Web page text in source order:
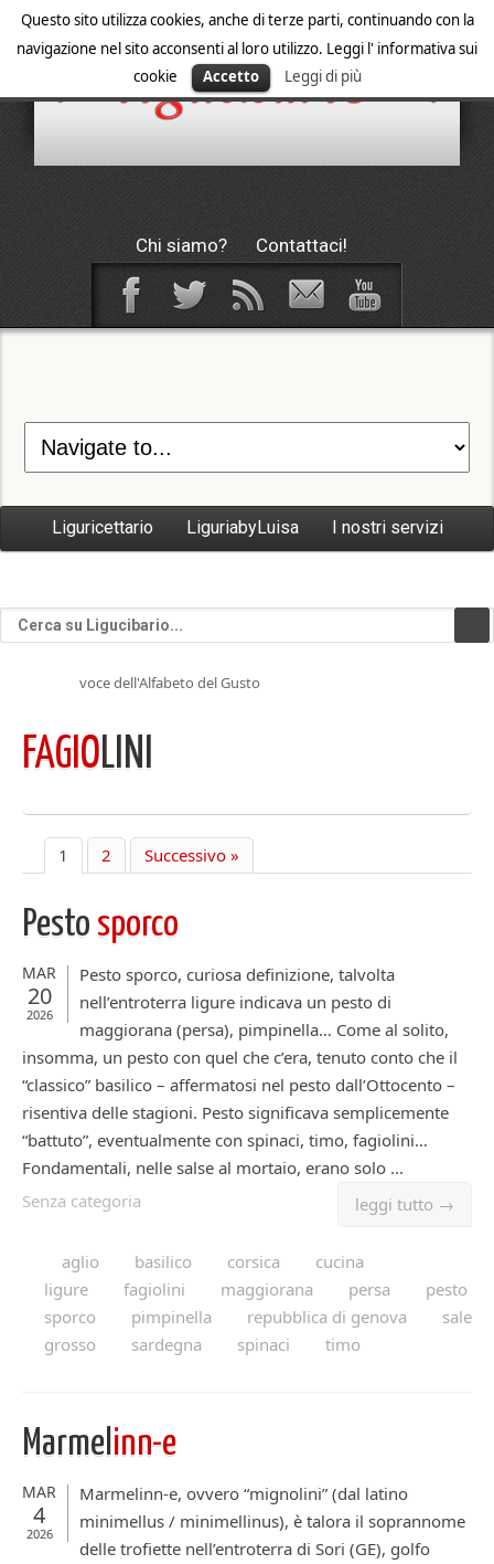
Questo sito utilizza cookies, anche di terze parti, continuando con la
navigazione nel sito acconsenti al loro utilizzo. Leggi l' informativa sui
cookie
Accetto Leggi di più
Chi siamo? Contattaci!
Liguricettario LiguriabyLuisa I nostri servizi
voce dell'Alfabeto del Gusto
FAGIOLINI
1 2 Successivo »
Pesto sporco
MAR
20
2026
Pesto sporco, curiosa definizione, talvolta
nell’entroterra ligure indicava un pesto di
maggiorana (persa), pimpinella… Come al solito,
insomma, un pesto con quel che c’era, tenuto conto che il
“classico” basilico – affermatosi nel pesto dall’Ottocento –
risentiva delle stagioni. Pesto significava semplicemente
“battuto”, eventualmente con spinaci, timo, fagiolini…
Fondamentali, nelle salse al mortaio, erano solo ...
leggi tutto →
Senza categoria
aglio basilico corsica
cucina
ligure
fagiolini maggiorana persa
pesto
sporco
pimpinella repubblica di genova
sale
grosso
sardegna spinaci timo
Marmel inn-e
MAR
4
2026
Marmelinn-e, ovvero “mignolini” (dal latino
minimellus / minimellinus), è talora il soprannome
delle trofiette nell’entroterra di Sori (GE), golfo